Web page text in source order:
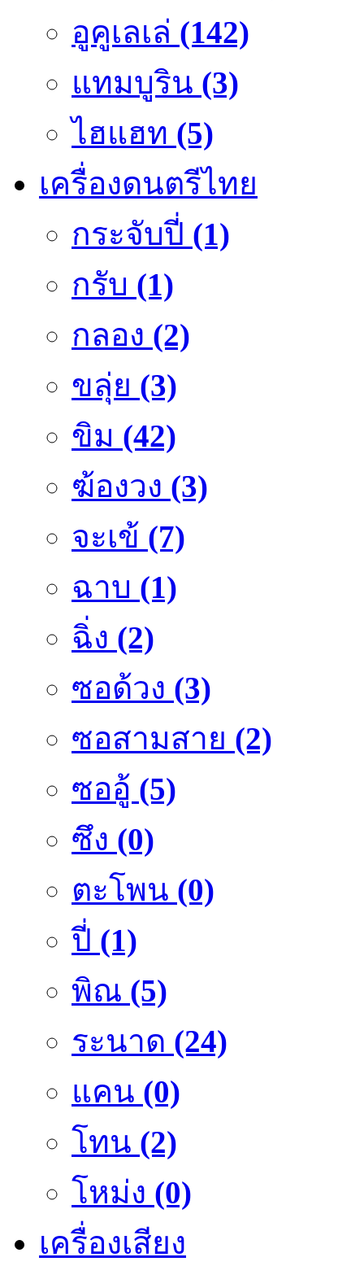
อูคูเลเล่ (142)
แทมบูริน (3)
ไฮแฮท (5)
เครื่องดนตรีไทย
กระจับปี่ (1)
กรับ (1)
กลอง (2)
ขลุ่ย (3)
ขิม (42)
ฆ้องวง (3)
จะเข้ (7)
ฉาบ (1)
ฉิ่ง (2)
ซอด้วง (3)
ซอสามสาย (2)
ซออู้ (5)
ซึง (0)
ตะโพน (0)
ปี่ (1)
พิณ (5)
ระนาด (24)
แคน (0)
โทน (2)
โหม่ง (0)
เครื่องเสียง